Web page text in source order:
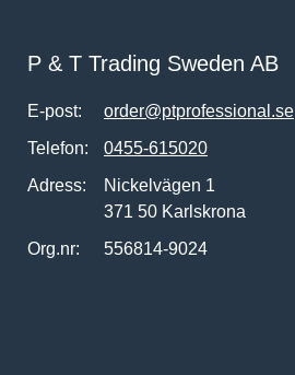
P & T Trading Sweden AB
E-post:
order@ptprofessional.se
Telefon:
0455-615020
Adress:
Nickelvägen 1
371 50 Karlskrona
Org.nr:
556814-9024